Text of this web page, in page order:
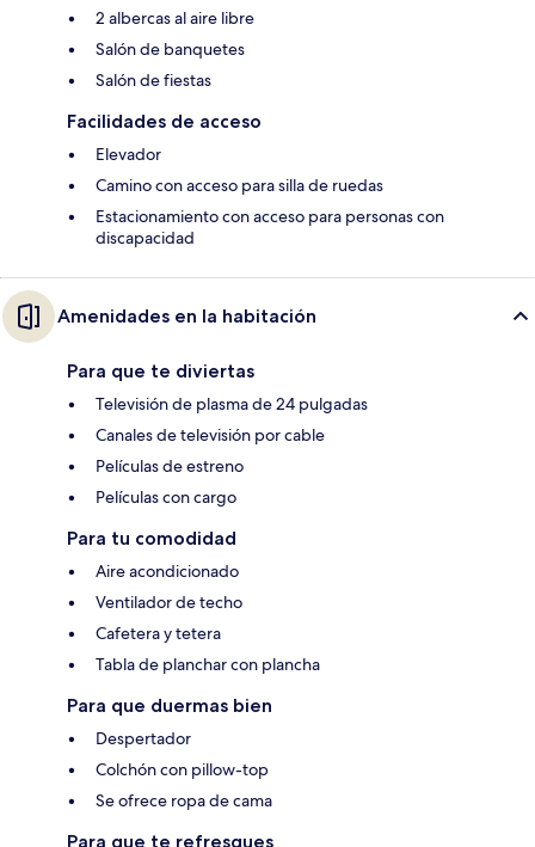
2 albercas al aire libre
Salón de banquetes
Salón de fiestas
Facilidades de acceso
Elevador
Camino con acceso para silla de ruedas
Estacionamiento con acceso para personas con
discapacidad
Amenidades en la habitación
Para que te diviertas
Televisión de plasma de 24 pulgadas
Canales de televisión por cable
Películas de estreno
Películas con cargo
Para tu comodidad
Aire acondicionado
Ventilador de techo
Cafetera y tetera
Tabla de planchar con plancha
Para que duermas bien
Despertador
Colchón con pillow-top
Se ofrece ropa de cama
Para que te refresques